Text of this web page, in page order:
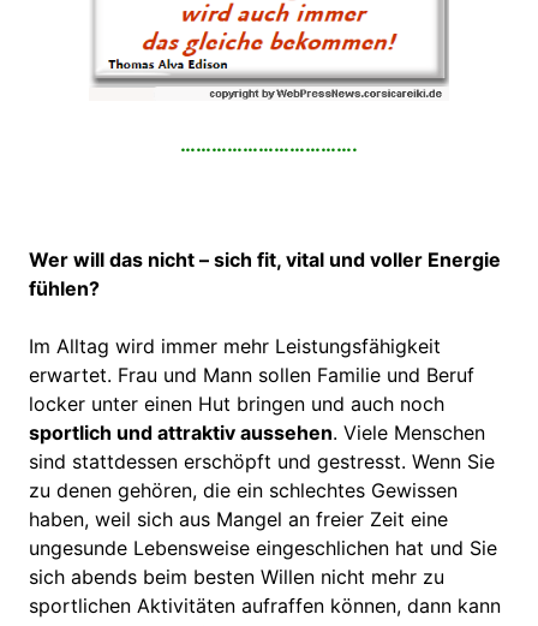
…………………………….
Wer will das nicht – sich fit, vital und voller Energie
fühlen?
Im Alltag wird immer mehr Leistungsfähigkeit
erwartet. Frau und Mann sollen Familie und Beruf
locker unter einen Hut bringen und auch noch
sportlich und attraktiv aussehen. Viele Menschen
sind stattdessen erschöpft und gestresst. Wenn Sie
zu denen gehören, die ein schlechtes Gewissen
haben, weil sich aus Mangel an freier Zeit eine
ungesunde Lebensweise eingeschlichen hat und Sie
sich abends beim besten Willen nicht mehr zu
sportlichen Aktivitäten aufraffen können, dann kann